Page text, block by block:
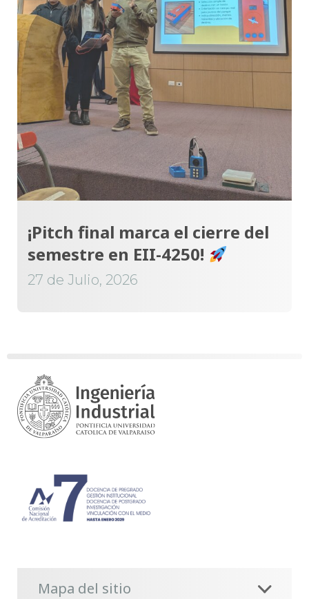
¡Pitch final marca el cierre del
semestre en EII-4250!
27 de Julio, 2026
Mapa del sitio